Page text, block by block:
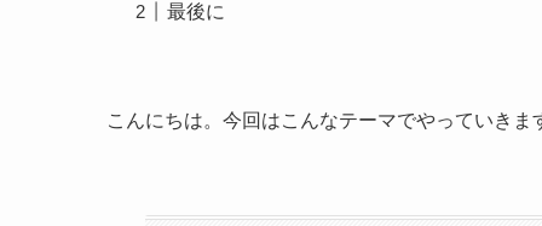
最後に
こんにちは。今回はこんなテーマでやっていきま